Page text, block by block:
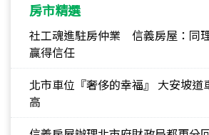
房市精選
社工魂進駐房仲業 信義房屋：同
贏得信任
北市車位『奢侈的幸福』 大安坡道
高